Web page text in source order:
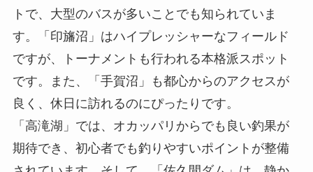
トで、大型のバスが多いことでも知られていま
す。「印旛沼」はハイプレッシャーなフィールド
ですが、トーナメントも行われる本格派スポット
です。また、「手賀沼」も都心からのアクセスが
良く、休日に訪れるのにぴったりです。
「高滝湖」では、オカッパリからでも良い釣果が
期待でき、初心者でも釣りやすいポイントが整備